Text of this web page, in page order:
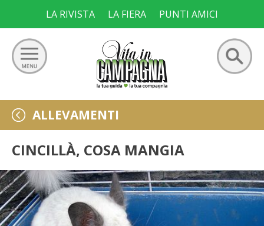
content
LA RIVISTA LA FIERA PUNTI AMICI
Ricerca
per:
GIARDINO
ORTO
FRUTTETO
VIGNETO
ALLEVAMENTI
CINCILLÀ, COSA MANGIA